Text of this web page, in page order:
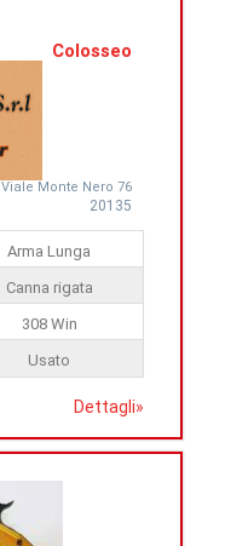
Colosseo
Viale Monte Nero 76
20135
Arma Lunga
Canna rigata
308 Win
Usato
Dettagli»